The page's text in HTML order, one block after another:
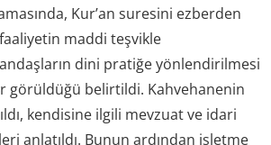
Kur’an suresini ezberden
maddi teşvikle
dini pratiğe yönlendirilmesi
görüldüğü belirtildi. Kahvehanenin
kendisine ilgili mevzuat ve idari
anlatıldı. Bunun ardından işletme